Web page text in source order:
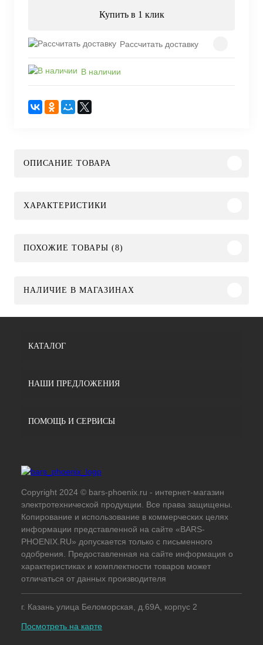
Купить в 1 клик
Рассчитать доставку
В наличии
ОПИСАНИЕ ТОВАРА
ХАРАКТЕРИСТИКИ
ПОХОЖИЕ ТОВАРЫ (8)
НАЛИЧИЕ В МАГАЗИНАХ
КАТАЛОГ
НАШИ ПРЕДЛОЖЕНИЯ
ПОМОЩЬ И СЕРВИСЫ
Copyright 2024 © bars-phoenix.ru - интернет-магазин
электротехнической продукции. Все права защищены.
Копирование и использование в коммерческих целях
информации представленной на сайте «BARS-
PHOENIX.RU» допускается только с письменного
одобрения. Предоставленная на сайте информация о
характеристиках и комплектности товаров может
отличаться от данных производителя
г. Казань улица Беломорская, д.69А, корпус 2
Посмотреть на карте